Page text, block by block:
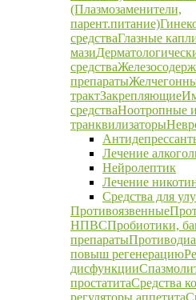
(Плазмозаменители,
парент.питание)
средстваГлазные
мази
средства
препараты
трактЗакрепляющие
средстваНоотропные и
транквилизаторы
Лечение
Нейролептик
Лечение
Средства для
Противоязвенные
НПВСПробиотики,
препараты
повыш регенерацию
дисфункции
простатитаСредства